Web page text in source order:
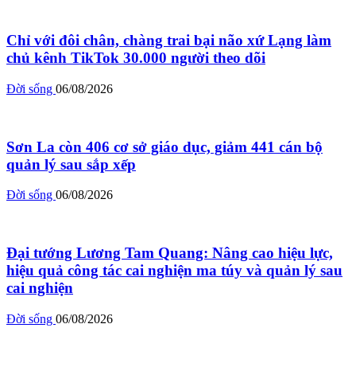
Chỉ với đôi chân, chàng trai bại não xứ Lạng làm
chủ kênh TikTok 30.000 người theo dõi
Đời sống 06/08/2026
Sơn La còn 406 cơ sở giáo dục, giảm 441 cán bộ
quản lý sau sắp xếp
Đời sống 06/08/2026
Đại tướng Lương Tam Quang: Nâng cao hiệu lực,
hiệu quả công tác cai nghiện ma túy và quản lý sau
cai nghiện
Đời sống 06/08/2026